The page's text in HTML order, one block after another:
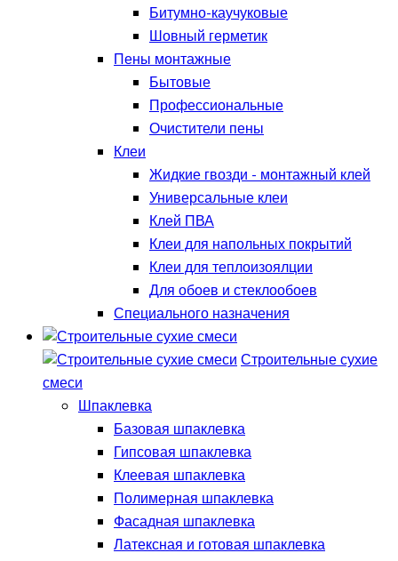
Битумно-каучуковые
Шовный герметик
Пены монтажные
Бытовые
Профессиональные
Очистители пены
Клеи
Жидкие гвозди - монтажный клей
Универсальные клеи
Клей ПВА
Клеи для напольных покрытий
Клеи для теплоизоялции
Для обоев и стеклообоев
Специального назначения
Строительные сухие
смеси
Шпаклевка
Базовая шпаклевка
Гипсовая шпаклевка
Клеевая шпаклевка
Полимерная шпаклевка
Фасадная шпаклевка
Латексная и готовая шпаклевка